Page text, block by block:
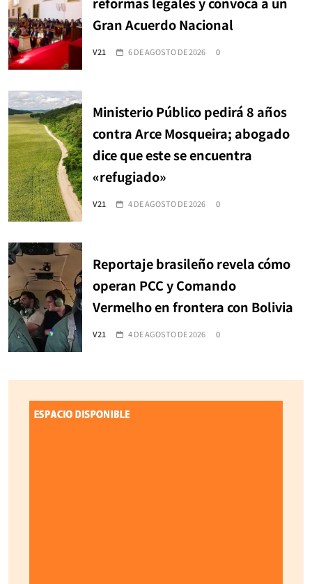
Gran Acuerdo Nacional
V21 6 DE AGOSTO DE 2026 0
Ministerio Público pedirá 8 años
contra Arce Mosqueira; abogado
dice que este se encuentra
«refugiado»
V21 4 DE AGOSTO DE 2026 0
Reportaje brasileño revela cómo
operan PCC y Comando
Vermelho en frontera con Bolivia
V21 4 DE AGOSTO DE 2026 0